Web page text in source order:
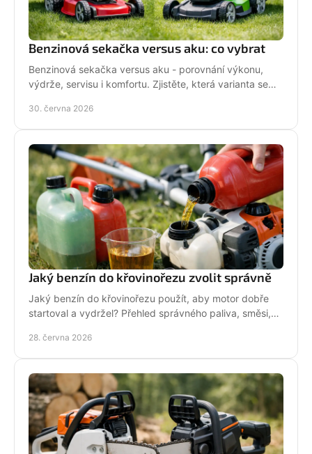
Benzinová sekačka versus aku: co vybrat
Benzinová sekačka versus aku - porovnání výkonu,
výdrže, servisu i komfortu. Zjistěte, která varianta se
30. června 2026
Jaký benzín do křovinořezu zvolit správně
Jaký benzín do křovinořezu použít, aby motor dobře
startoval a vydržel? Přehled správného paliva, směsi,
28. června 2026